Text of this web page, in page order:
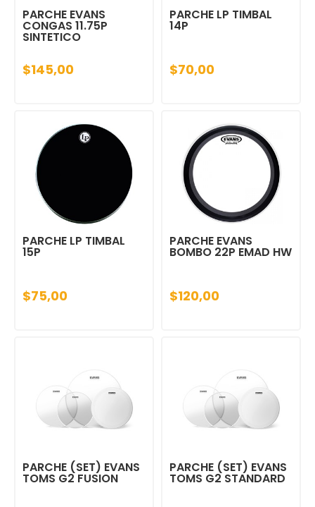
PARCHE EVANS
CONGAS 11.75P
SINTETICO
$145,00
PARCHE LP TIMBAL
14P
$70,00
PARCHE LP TIMBAL
15P
$75,00
PARCHE EVANS
BOMBO 22P EMAD HW
$120,00
PARCHE (SET) EVANS
TOMS G2 FUSION
PARCHE (SET) EVANS
TOMS G2 STANDARD